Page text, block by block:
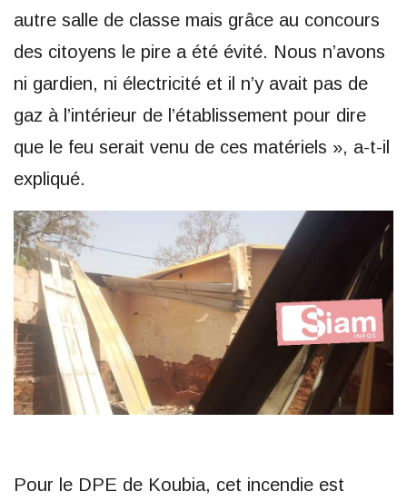
autre salle de classe mais grâce au concours
des citoyens le pire a été évité. Nous n’avons
ni gardien, ni électricité et il n’y avait pas de
gaz à l’intérieur de l’établissement pour dire
que le feu serait venu de ces matériels », a-t-il
expliqué.
Pour le DPE de Koubia, cet incendie est